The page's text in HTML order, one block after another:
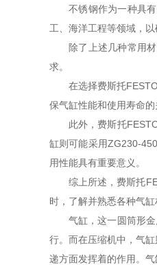
不锈钢作为一种具
工、海洋工程等领域，
除了上述几种常用
求。
在选择费斯托
保气缸性能和使用寿命的
此外，费斯托
缸则可能采用ZG230-
用性能具有重要意义。
综上所述，费斯托
时，了解并熟悉各种气
气缸，这一圆筒形
行。而在压缩机中，气
递方面发挥着的作用。